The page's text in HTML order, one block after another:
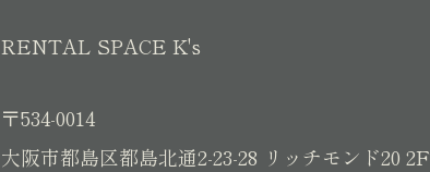
RENTAL SPACE K's
〒534-0014
大阪市都島区都島北通2-23-28 リッチモンド20 2F